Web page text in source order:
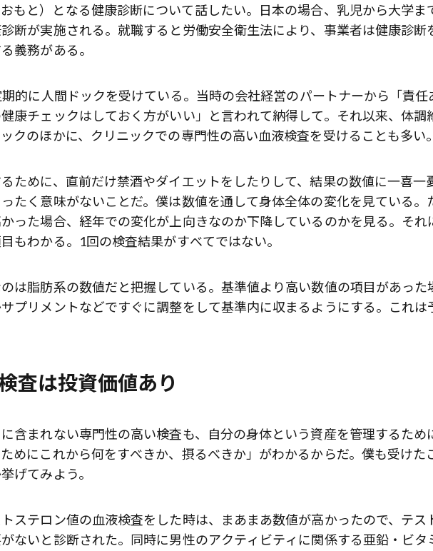
おもと）となる健康診断について話したい。日本の場合、乳児から大学ま
断が実施される。就職すると労働安全衛生法により、事業者は健康診断
義務がある。
的に人間ドックを受けている。当時の会社経営のパートナーから「責任
康チェックはしておく方がいい」と言われて納得して。それ以来、体調
クのほかに、クリニックでの専門性の高い血液検査を受けることも多い。
ために、直前だけ禁酒やダイエットをしたりして、結果の数値に一喜一
たく意味がないことだ。僕は数値を通して身体全体の変化を見ている。
った場合、経年での変化が上向きなのか下降しているのかを見る。それ
もわかる。1回の検査結果がすべてではない。
は脂肪系の数値だと把握している。基準値より高い数値の項目があった
プリメントなどですぐに調整をして基準内に収まるようにする。これは
査は投資価値あり
含まれない専門性の高い検査も、自分の身体という資産を管理するため
めにこれから何をすべきか、摂るべきか」がわかるからだ。僕も受けた
げてみよう。
ステロン値の血液検査をした時は、まあまあ数値が高かったので、テス
ないと診断された。同時に男性のアクティビティに関係する亜鉛・ビタ